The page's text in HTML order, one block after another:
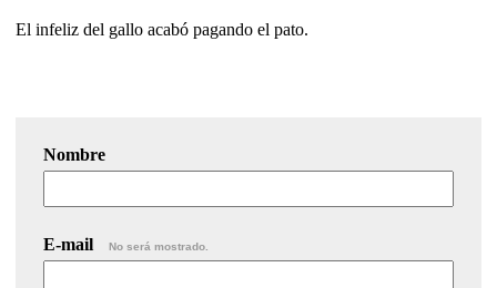
El infeliz del gallo acabó pagando el pato.
Nombre
E-mail No será mostrado.